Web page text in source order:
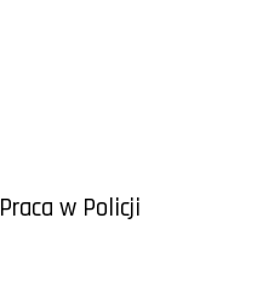
Praca w Policji